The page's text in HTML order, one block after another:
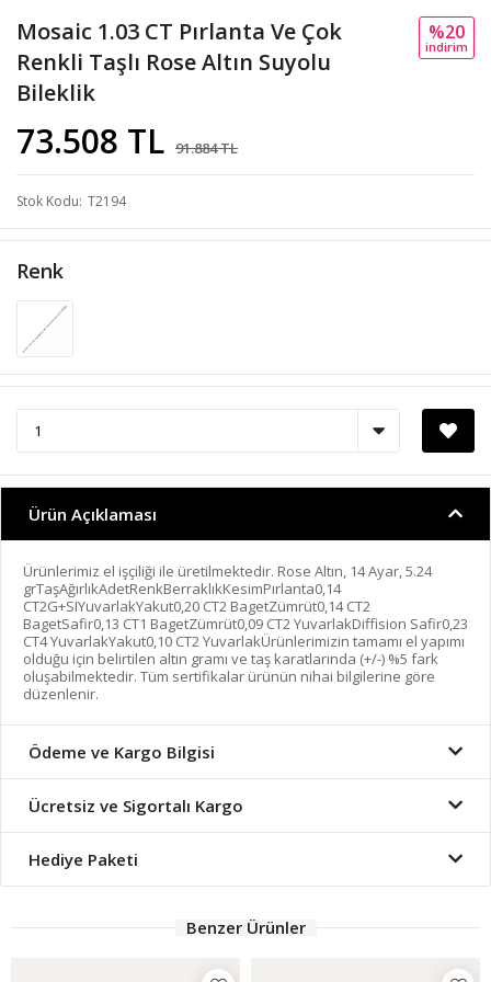
Mosaic 1.03 CT Pırlanta Ve Çok
Renkli Taşlı Rose Altın Suyolu
Bileklik
73.508 TL 91.884 TL
%20
i̇ndi̇ri̇m
Stok Kodu T2194
Renk
Ürün Açıklaması
Ürünlerimiz el işçiliği ile üretilmektedir. Rose Altın, 14 Ayar, 5.24
grTaşAğırlıkAdetRenkBerraklıkKesimPırlanta0,14
CT2G+SIYuvarlakYakut0,20 CT2 BagetZümrüt0,14 CT2
BagetSafir0,13 CT1 BagetZümrüt0,09 CT2 YuvarlakDiffision Safir0,23
CT4 YuvarlakYakut0,10 CT2 YuvarlakÜrünlerimizin tamamı el yapımı
olduğu için belirtilen altın gramı ve taş karatlarında (+/-) %5 fark
oluşabilmektedir. Tüm sertifikalar ürünün nihai bilgilerine göre
düzenlenir.
Ödeme ve Kargo Bilgisi
Ücretsiz ve Sigortalı Kargo
Hediye Paketi
Benzer Ürünler